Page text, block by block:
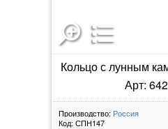
Кольцо с лунным
Арт:
Производство: Россия
Код: СПН147